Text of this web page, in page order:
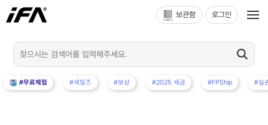
보관함 로그인
#무료체험 #세일즈 #보상 #2025 세금 #FPShip #실